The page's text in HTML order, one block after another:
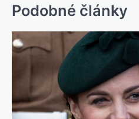
Podobné články